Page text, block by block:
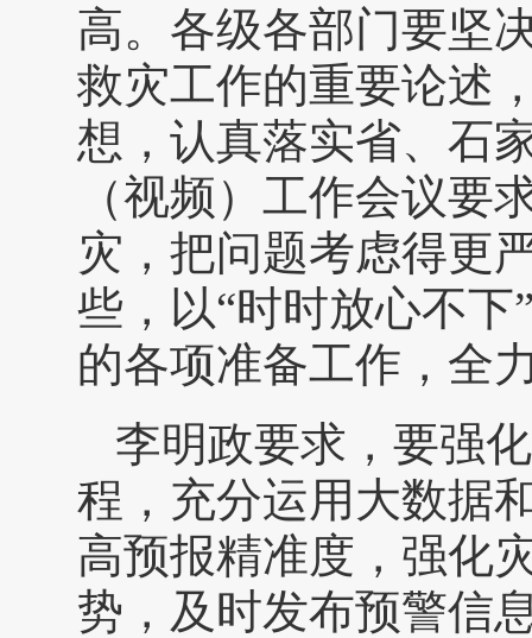
高。各级各部门要坚
救灾工作的重要论述
想，认真落实省、石
（视频）工作会议要
灾，把问题考虑得更
些，以“时时放心不
的各项准备工作，全
李明政要求，要强
程，充分运用大数据
高预报精准度，强化
势，及时发布预警信